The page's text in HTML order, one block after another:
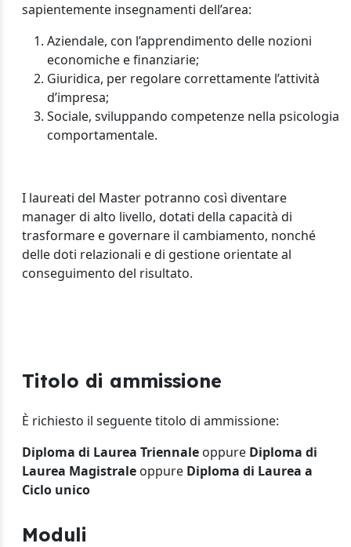
sapientemente insegnamenti dell’area:
Aziendale, con l’apprendimento delle nozioni
economiche e finanziarie;
Giuridica, per regolare correttamente l’attività
d’impresa;
Sociale, sviluppando competenze nella psicologia
comportamentale.
I laureati del Master potranno così diventare
manager di alto livello, dotati della capacità di
trasformare e governare il cambiamento, nonché
delle doti relazionali e di gestione orientate al
conseguimento del risultato.
Titolo di ammissione
È richiesto il seguente titolo di ammissione:
Diploma di Laurea Triennale oppure Diploma di
Laurea Magistrale oppure Diploma di Laurea a
Ciclo unico
Moduli